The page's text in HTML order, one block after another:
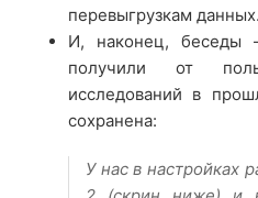
перевыгрузкам данных.
И, наконец, беседы
получили от
исследований в
сохранена:
У нас в настройках